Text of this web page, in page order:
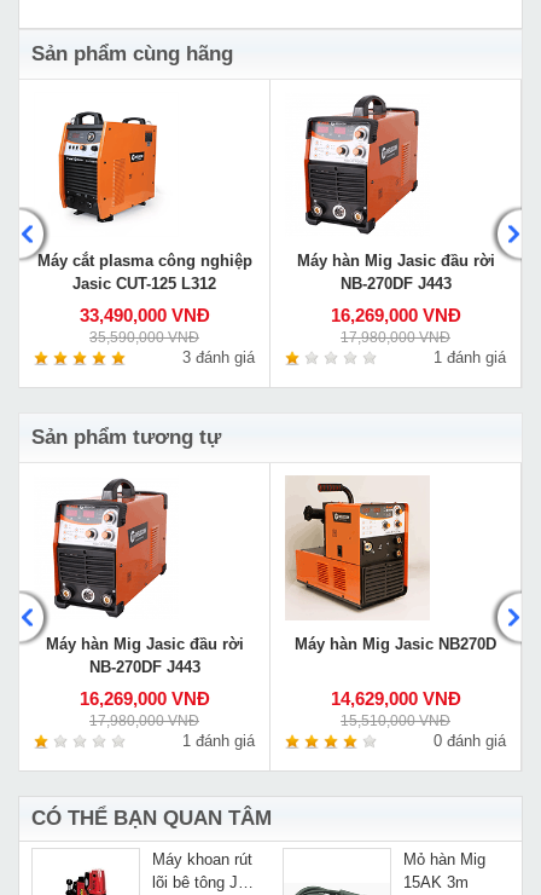
Sản phẩm cùng hãng
Máy cắt plasma công nghiệp
Jasic CUT-125 L312
33,490,000 VNĐ
35,590,000 VNĐ
3 đánh giá
Máy hàn Mig Jasic đầu rời
NB-270DF J443
16,269,000 VNĐ
17,980,000 VNĐ
1 đánh giá
Sản phẩm tương tự
Máy hàn Mig Jasic đầu rời
NB-270DF J443
16,269,000 VNĐ
17,980,000 VNĐ
1 đánh giá
Máy hàn Mig Jasic NB270D
14,629,000 VNĐ
15,510,000 VNĐ
0 đánh giá
CÓ THỂ BẠN QUAN TÂM
Máy khoan rút
lõi bê tông JD
Mỏ hàn Mig
15AK 3m